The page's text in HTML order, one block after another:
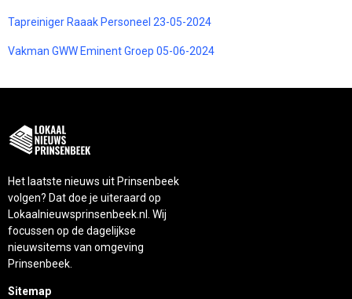
Tapreiniger Raaak Personeel 23-05-2024
Vakman GWW Eminent Groep 05-06-2024
Het laatste nieuws uit Prinsenbeek
volgen? Dat doe je uiteraard op
Lokaalnieuwsprinsenbeek.nl. Wij
focussen op de dagelijkse
nieuwsitems van omgeving
Prinsenbeek.
Sitemap